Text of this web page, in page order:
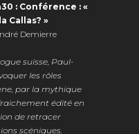
: Conférence : «
Callas? »
Demierre
suisse, Paul-
les rôles
par la mythique
édité en
de retracer
scéniques.